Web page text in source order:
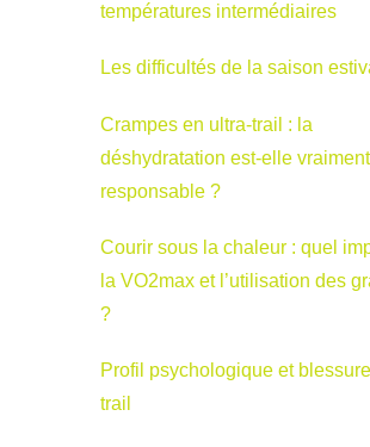
températures intermédiaires
Les difficultés de la saison
Crampes en ultra-trail : la
déshydratation est-elle vraiment
responsable ?
Courir sous la chaleur : quel
la VO2max et l’utilisation des
?
Profil psychologique et
trail